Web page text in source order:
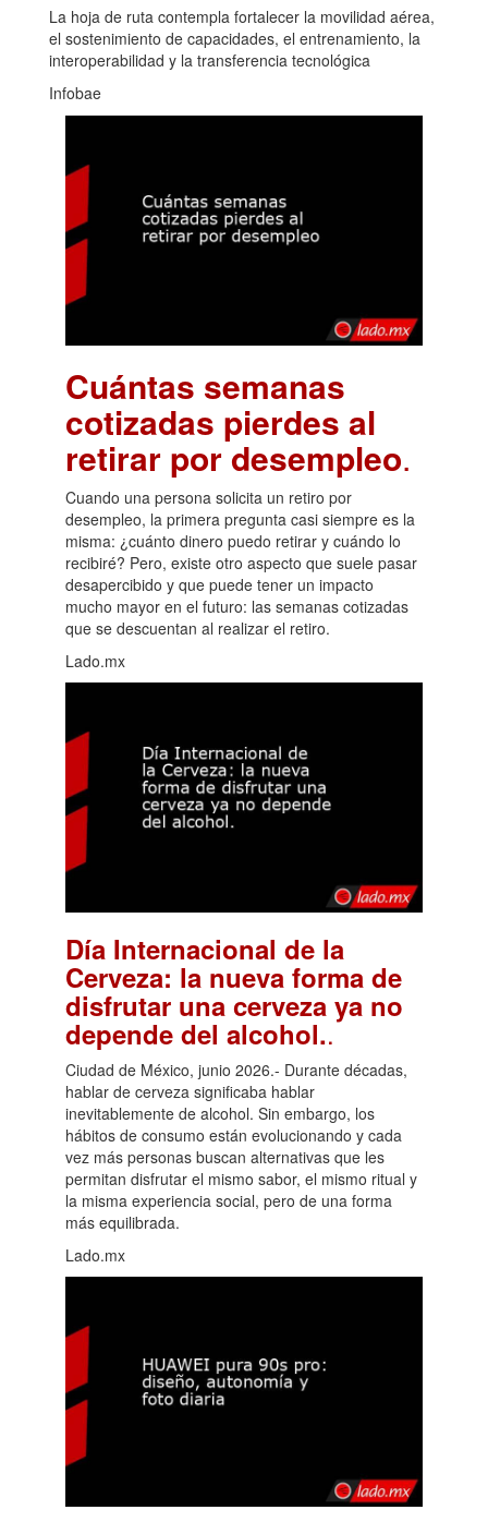
La hoja de ruta contempla fortalecer la movilidad aérea,
el sostenimiento de capacidades, el entrenamiento, la
interoperabilidad y la transferencia tecnológica
Infobae
Cuántas semanas
cotizadas pierdes al
retirar por desempleo.
Cuando una persona solicita un retiro por
desempleo, la primera pregunta casi siempre es la
misma: ¿cuánto dinero puedo retirar y cuándo lo
recibiré? Pero, existe otro aspecto que suele pasar
desapercibido y que puede tener un impacto
mucho mayor en el futuro: las semanas cotizadas
que se descuentan al realizar el retiro.
Lado.mx
Día Internacional de la
Cerveza: la nueva forma de
disfrutar una cerveza ya no
depende del alcohol..
Ciudad de México, junio 2026.- Durante décadas,
hablar de cerveza significaba hablar
inevitablemente de alcohol. Sin embargo, los
hábitos de consumo están evolucionando y cada
vez más personas buscan alternativas que les
permitan disfrutar el mismo sabor, el mismo ritual y
la misma experiencia social, pero de una forma
más equilibrada.
Lado.mx